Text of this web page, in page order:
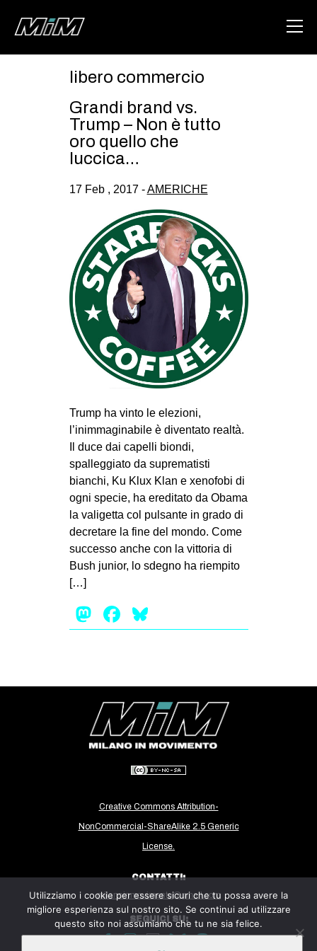
ABOUT
CSOA LAMBRETTA
MSM
STUDENTI TSUNAMI
MILANO
MOBILITAZIONI
SPAZI
MOVIMENTI
AMBIENTE
ANTIFASCISMO
DIRITTO ALL’ABITARE
GENERI
MIGRAZIONI
PRECARIATO
STUDENTI
MANIFESTI
MUSICA
RECENSIONI
AFRICA
AMERICHE
EUROPA
MEDIO ORIENTE
libero commercio
Grandi brand vs.
Trump – Non è tutto
oro quello che
luccica…
17 Feb , 2017 -AMERICHE
Trump ha vinto le elezioni,
l’inimmaginabile è diventato realtà.
Il duce dai capelli biondi,
spalleggiato da suprematisti
bianchi, Ku Klux Klan e xenofobi di
ogni specie, ha ereditato da Obama
la valigetta col pulsante in grado di
decretare la fine del mondo. Come
successo anche con la vittoria di
Bush junior, lo sdegno ha riempito
[…]
Mastodon
Facebook
Creative Commons Attribution-
NonCommercial-ShareAlike 2.5 Generic
License.
CONTATTI:
milanoinmovimento@gmail.com
SEGUICI SU:
Utilizziamo i cookie per essere sicuri che tu possa avere la
migliore esperienza sul nostro sito. Se continui ad utilizzare
questo sito noi assumiamo che tu ne sia felice.